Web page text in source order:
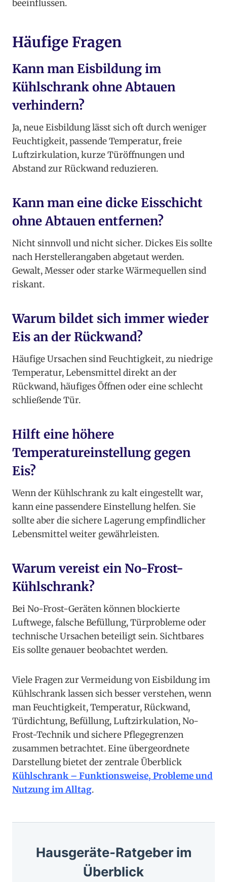
beeinflussen.
Häufige Fragen
Kann man Eisbildung im
Kühlschrank ohne Abtauen
verhindern?
Ja, neue Eisbildung lässt sich oft durch weniger
Feuchtigkeit, passende Temperatur, freie
Luftzirkulation, kurze Türöffnungen und
Abstand zur Rückwand reduzieren.
Kann man eine dicke Eisschicht
ohne Abtauen entfernen?
Nicht sinnvoll und nicht sicher. Dickes Eis sollte
nach Herstellerangaben abgetaut werden.
Gewalt, Messer oder starke Wärmequellen sind
riskant.
Warum bildet sich immer wieder
Eis an der Rückwand?
Häufige Ursachen sind Feuchtigkeit, zu niedrige
Temperatur, Lebensmittel direkt an der
Rückwand, häufiges Öffnen oder eine schlecht
schließende Tür.
Hilft eine höhere
Temperatureinstellung gegen
Eis?
Wenn der Kühlschrank zu kalt eingestellt war,
kann eine passendere Einstellung helfen. Sie
sollte aber die sichere Lagerung empfindlicher
Lebensmittel weiter gewährleisten.
Warum vereist ein No-Frost-
Kühlschrank?
Bei No-Frost-Geräten können blockierte
Luftwege, falsche Befüllung, Türprobleme oder
technische Ursachen beteiligt sein. Sichtbares
Eis sollte genauer beobachtet werden.
Viele Fragen zur Vermeidung von Eisbildung im
Kühlschrank lassen sich besser verstehen, wenn
man Feuchtigkeit, Temperatur, Rückwand,
Türdichtung, Befüllung, Luftzirkulation, No-
Frost-Technik und sichere Pflegegrenzen
zusammen betrachtet. Eine übergeordnete
Darstellung bietet der zentrale Überblick
Kühlschrank – Funktionsweise, Probleme und
Nutzung im Alltag.
Hausgeräte-Ratgeber im
Überblick